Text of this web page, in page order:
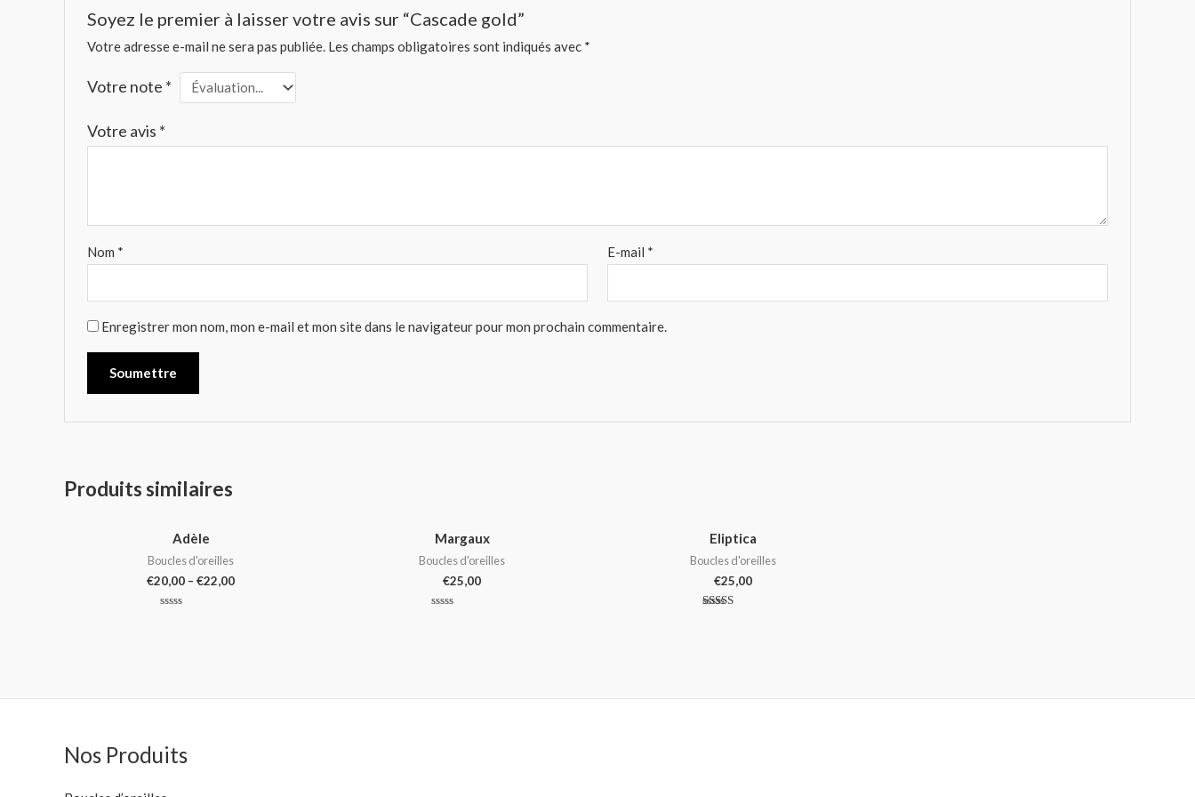
Soyez le premier à laisser votre avis sur “Cascade gold”
Votre adresse e-mail ne sera pas publiée. Les champs obligatoires sont indiqués avec *
Votre note *
Votre avis *
Nom * E-mail *
Enregistrer mon nom, mon e-mail et mon site dans le navigateur pour mon prochain commentaire.
Produits similaires
Adèle
Boucles d'oreilles
€20,00 – €22,00
Margaux
Boucles d'oreilles
€25,00
Eliptica
Boucles d'oreilles
€25,00
Nos Produits